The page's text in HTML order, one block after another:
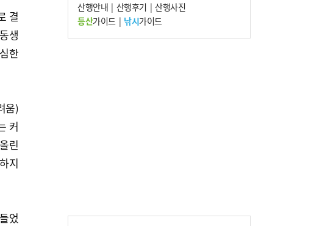
결
생
한
움)
커
린
지
었
9
외국인 선원 ‘인신매매 경유지’ 된 부산…
우려가 현실로
10 [사설] 해수부 신청사 북항으로 확정, 해양
산행안내 | 산행후기 | 산행사진
등산가이드| 낚시가이드